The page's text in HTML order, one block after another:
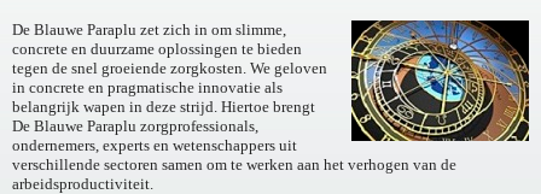
De Blauwe Paraplu zet zich in om slimme,
concrete en duurzame oplossingen te bieden
tegen de snel groeiende zorgkosten. We geloven
in concrete en pragmatische innovatie als
belangrijk wapen in deze strijd. Hiertoe brengt
De Blauwe Paraplu zorgprofessionals,
ondernemers, experts en wetenschappers uit
verschillende sectoren samen om te werken aan het verhogen van de
arbeidsproductiviteit.